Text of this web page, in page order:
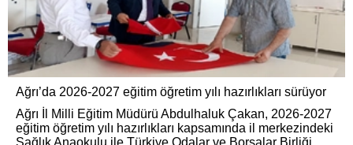
Ağrı’da 2026-2027 eğitim öğretim yılı hazırlıkları sürüyor
Ağrı İl Milli Eğitim Müdürü Abdulhaluk Çakan, 2026-2027
eğitim öğretim yılı hazırlıkları kapsamında il merkezindeki